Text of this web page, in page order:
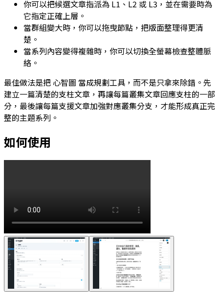
你可以把候選文章指派為 L1 、 L2 或 L3 ，並在需要時為
它指定正確上層。
當群組變大時，你可以拖曳節點，把版面整理得更清
楚。
當系列內容變得複雜時，你可以切換全螢幕檢查整體脈
絡。
最佳做法是把 心智圖 當成規劃工具，而不是只拿來除錯。先
建立一篇清楚的支柱文章，再讓每篇叢集文章回應支柱的一部
分，最後讓每篇支援文章加強對應叢集分支，才能形成真正完
整的主題系列。
如何使用